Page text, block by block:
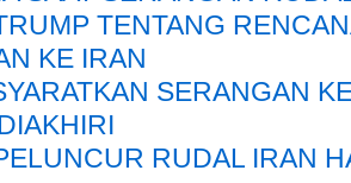
TENTANG
KE IRAN
SERANGAN
RUDAL IRAN